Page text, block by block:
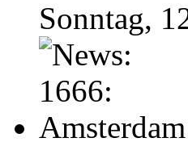
Sonntag,